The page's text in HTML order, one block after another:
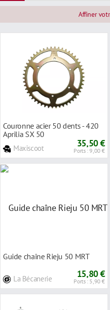
Affiner
Couronne acier 50 dents - 420
Aprilia SX 50
Maxiscoot 35,50 €
Ports : 9,00 €
Guide chaîne Rieju 50 MRT
La Bécanerie 15,80 €
Ports : 5,90 €